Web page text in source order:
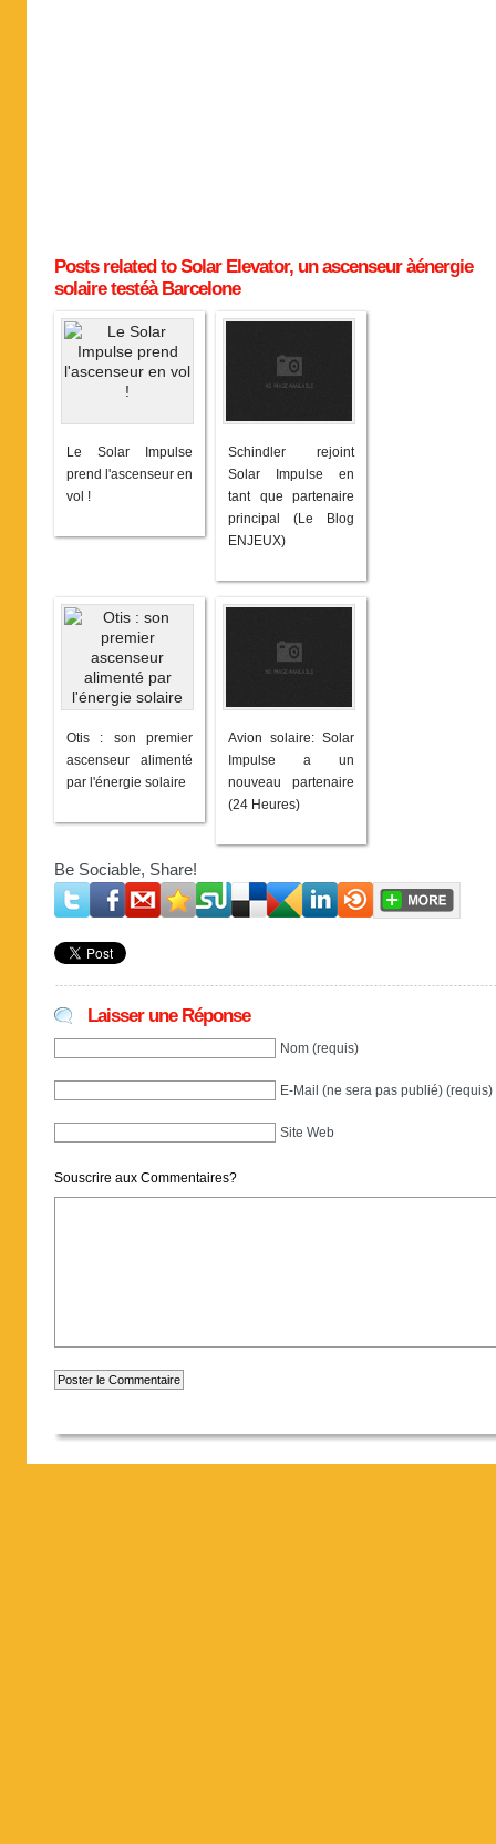
Posts related to Solar Elevator, un ascenseur àénergie
solaire testéà Barcelone
Le Solar Impulse
prend l'ascenseur en
vol !
Schindler rejoint
Solar Impulse en
tant que partenaire
principal (Le Blog
ENJEUX)
Otis : son premier
ascenseur alimenté
par l'énergie solaire
Avion solaire: Solar
Impulse a un
nouveau partenaire
(24 Heures)
Be Sociable, Share!
Laisser une Réponse
Nom (requis)
E-Mail (ne sera pas publié) (requis)
Site Web
Souscrire aux Commentaires?